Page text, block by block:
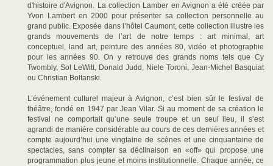
d'histoire d'Avignon. La collection Lamber en Avignon a été créée par
Yvon Lambert en 2000 pour présenter sa collection personnelle au
grand public. Exposée dans l’hôtel Caumont, cette collection illustre les
grands mouvements de l’art de notre temps : art minimal, art
conceptuel, land art, peinture des années 80, vidéo et photographie
pour les années 90. On y retrouve des grands noms tels que Cy
Twombly, Sol LeWitt, Donald Judd, Niele Toroni, Jean-Michel Basquiat
ou Christian Boltanski.
L’événement culturel majeur à Avignon, c’est bien sûr le festival de
théâtre, fondé en 1947 par Jean Vilar. Si au moment de sa création le
festival ne comportait qu’une seule troupe et un seul lieu, il s’est
agrandi de manière considérable au cours de ces dernières années et
compte aujourd’hui une vingtaine de scènes et une cinquantaine de
spectacles, sans compter sa déclinaison en «off» qui propose une
programmation plus jeune et moins institutionnelle. Chaque année, ce